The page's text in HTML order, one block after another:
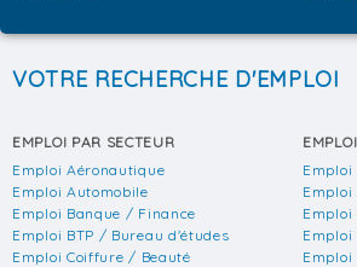
VOTRE RECHERCHE D'EMPLOI
EMPLOI PAR SECTEUR
Emploi Aéronautique
Emploi Automobile
Emploi Banque / Finance
Emploi BTP / Bureau d'études
Emploi Coiffure / Beauté
Emploi
Emploi
Emploi